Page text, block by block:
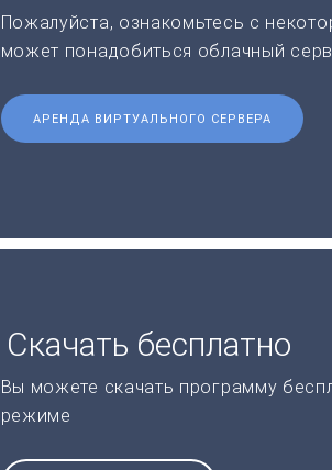
Пожалуйста, ознакомьтесь с
может понадобиться облачный
АРЕНДА ВИРТУАЛЬНОГО СЕРВЕРА
Скачать бесплатно
Вы можете скачать программу
режиме